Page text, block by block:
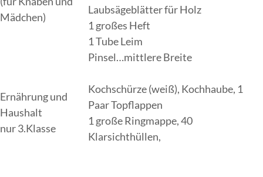
Mädchen)
Laubsägeblätter für Holz
1 großes Heft
1 Tube Leim
Pinsel…mittlere Breite
Ernährung und
Haushalt
nur 3.Klasse
Kochschürze (weiß), Kochhaube, 1
Paar Topflappen
1 große Ringmappe, 40
Klarsichthüllen,